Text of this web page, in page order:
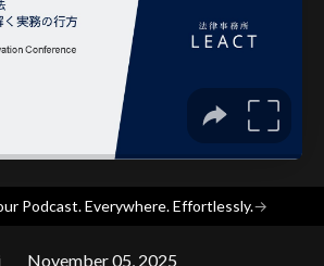
Podcast. Everywhere. Effortlessly.→
November 05, 2025